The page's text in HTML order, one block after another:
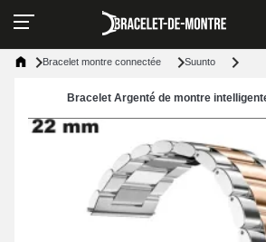
Bracelet montre connectée Suunto
Bracelet Argenté de montre